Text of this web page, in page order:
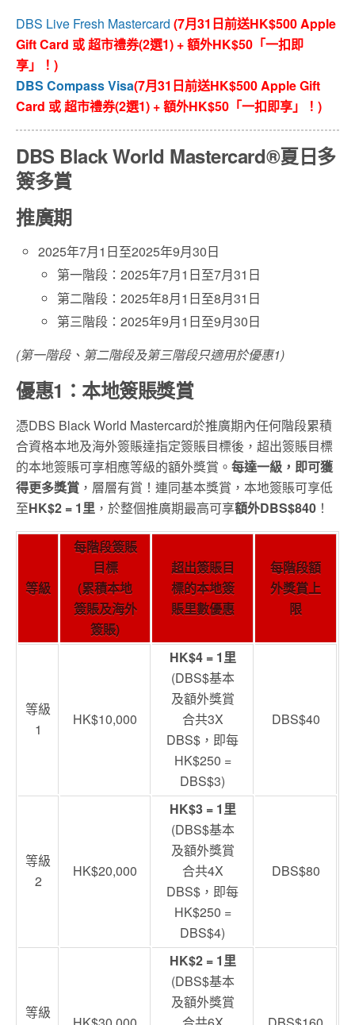
DBS Live Fresh Mastercard (7月31日前送HK$500 Apple
Gift Card 或 超市禮券(2選1) + 額外HK$50「一扣即
享」！)
DBS Compass Visa(7月31日前送HK$500 Apple Gift
Card 或 超市禮券(2選1) + 額外HK$50「一扣即享」！)
DBS Black World Mastercard®夏日多
簽多賞
推廣期
2025年7月1日至2025年9月30日
第一階段：2025年7月1日至7月31日
第二階段：2025年8月1日至8月31日
第三階段：2025年9月1日至9月30日
(第一階段、第二階段及第三階段只適用於優惠1)
優惠1：本地簽賬獎賞
憑DBS Black World Mastercard於推廣期內任何階段累積
合資格本地及海外簽賬達指定簽賬目標後，超出簽賬目標
的本地簽賬可享相應等級的額外獎賞。 每達一級，即可獲
得更多獎賞 ，層層有賞！連同基本獎賞，本地簽賬可享低
至HK$2 = 1里 ，於整個推廣期最高可享額外DBS$840 ！
等級
每階段簽賬
目標
(累積本地
簽賬及海外
簽賬)
超出簽賬目
標的本地簽
賬里數優惠
每階段額
外獎賞上
限
等級
1
HK$10,000
HK$4 = 1里
(DBS$基本
及額外獎賞
合共3X
DBS$，即每
HK$250 =
DBS$3)
DBS$40
等級
2
HK$20,000
HK$3 = 1里
(DBS$基本
及額外獎賞
合共4X
DBS$，即每
HK$250 =
DBS$4)
DBS$80
等級
HK$2 = 1里
(DBS$基本
及額外獎賞